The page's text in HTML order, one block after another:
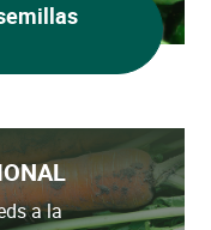
a la